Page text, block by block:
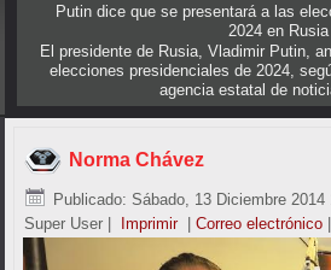
Putin dice que se presentará a las
2024 en Rusia
El presidente de Rusia, Vladimir Putin,
elecciones presidenciales de 2024,
agencia estatal de
Norma Chávez
Publicado: Sábado, 13 Diciembre 2014
Super User
Imprimir |Correo electrónico